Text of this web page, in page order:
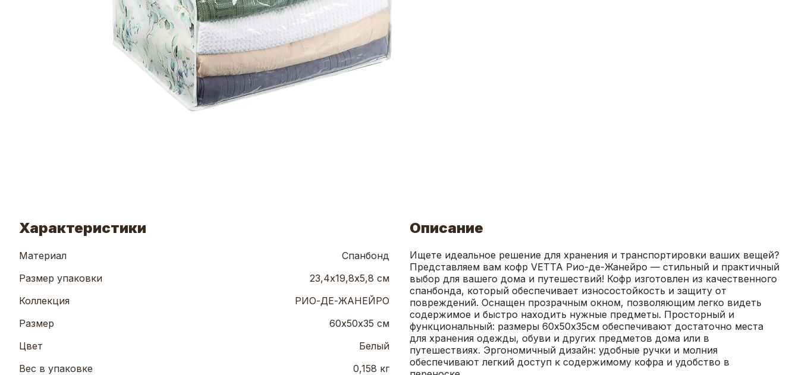
Характеристики
Материал
Спанбонд
Размер упаковки
23,4х19,8х5,8 см
Коллекция
РИО-ДЕ-ЖАНЕЙРО
Размер
60х50х35 см
Цвет
Белый
Вес в упаковке
0,158 кг
Описание
Ищете идеальное решение для хранения и транспортировки ваших вещей?
Представляем вам кофр VETTA Рио-де-Жанейро — стильный и практичный
выбор для вашего дома и путешествий! Кофр изготовлен из качественного
спанбонда, который обеспечивает износостойкость и защиту от
повреждений. Оснащен прозрачным окном, позволяющим легко видеть
содержимое и быстро находить нужные предметы. Просторный и
функциональный: размеры 60х50х35см обеспечивают достаточно места
для хранения одежды, обуви и других предметов дома или в
путешествиях. Эргономичный дизайн: удобные ручки и молния
обеспечивают легкий доступ к содержимому кофра и удобство в